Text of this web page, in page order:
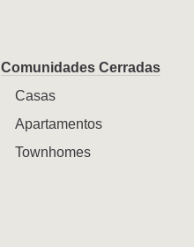
Comunidades Cerradas
Casas
Apartamentos
Townhomes